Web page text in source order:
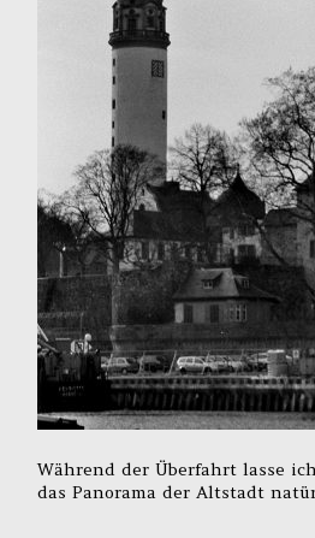
Während der Überfahrt lasse
das Panorama der Altstadt